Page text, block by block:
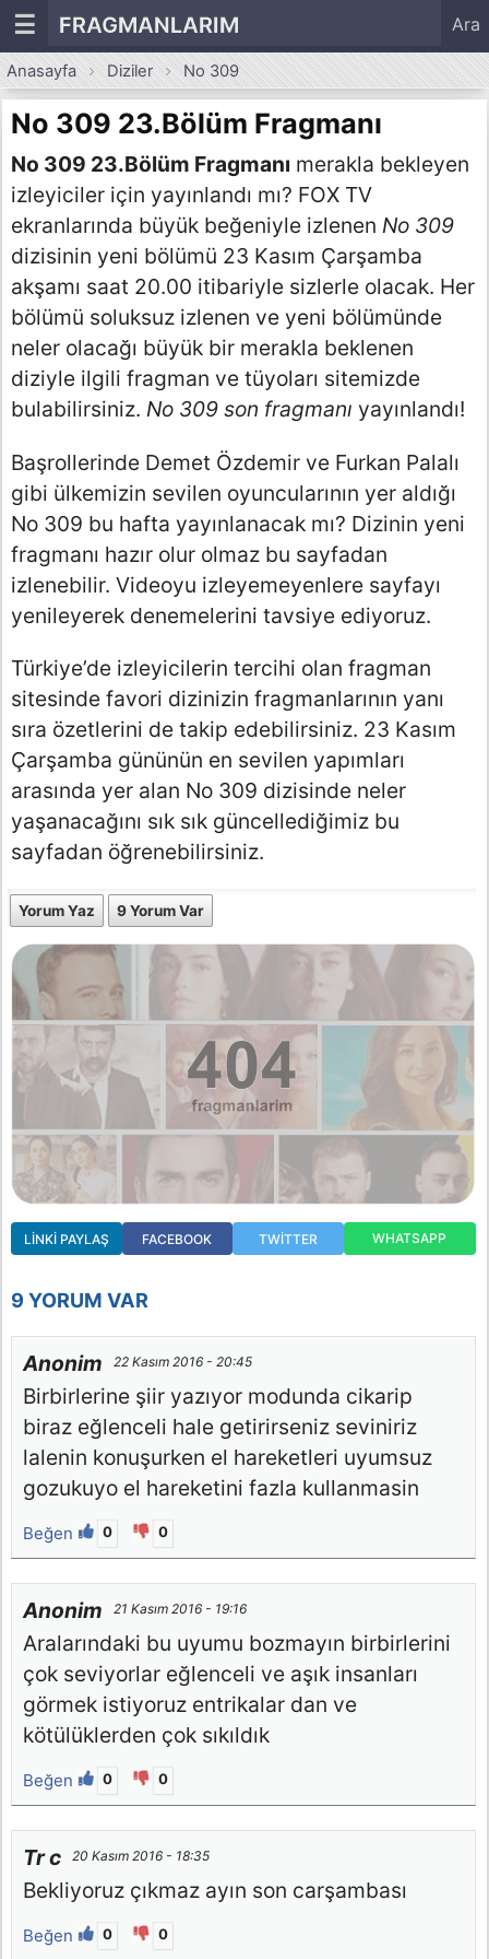
☰ FRAGMANLARIM Ara
Anasayfa Diziler No 309
No 309 23.Bölüm Fragmanı
No 309 23.Bölüm Fragmanı merakla bekleyen
izleyiciler için yayınlandı mı? FOX TV
ekranlarında büyük beğeniyle izlenen No 309
dizisinin yeni bölümü 23 Kasım Çarşamba
akşamı saat 20.00 itibariyle sizlerle olacak. Her
bölümü soluksuz izlenen ve yeni bölümünde
neler olacağı büyük bir merakla beklenen
diziyle ilgili fragman ve tüyoları sitemizde
bulabilirsiniz. No 309 son fragmanı yayınlandı!
Başrollerinde Demet Özdemir ve Furkan Palalı
gibi ülkemizin sevilen oyuncularının yer aldığı
No 309 bu hafta yayınlanacak mı? Dizinin yeni
fragmanı hazır olur olmaz bu sayfadan
izlenebilir. Videoyu izleyemeyenlere sayfayı
yenileyerek denemelerini tavsiye ediyoruz.
Türkiye’de izleyicilerin tercihi olan fragman
sitesinde favori dizinizin fragmanlarının yanı
sıra özetlerini de takip edebilirsiniz. 23 Kasım
Çarşamba gününün en sevilen yapımları
arasında yer alan No 309 dizisinde neler
yaşanacağını sık sık güncellediğimiz bu
sayfadan öğrenebilirsiniz.
Yorum Yaz 9 Yorum Var
LINKI PAYLAŞ FACEBOOK TWITTER WHATSAPP
9 YORUM VAR
Anonim 22 Kasım 2016 - 20:45
Birbirlerine şiir yazıyor modunda cikarip
biraz eğlenceli hale getirirseniz seviniriz
lalenin konuşurken el hareketleri uyumsuz
gozukuyo el hareketini fazla kullanmasin
Beğen 0 0
Anonim 21 Kasım 2016 - 19:16
Aralarındaki bu uyumu bozmayın birbirlerini
çok seviyorlar eğlenceli ve aşık insanları
görmek istiyoruz entrikalar dan ve
kötülüklerden çok sıkıldık
Beğen 0 0
Tr c 20 Kasım 2016 - 18:35
Bekliyoruz çıkmaz ayın son carşambası
Beğen 0 0